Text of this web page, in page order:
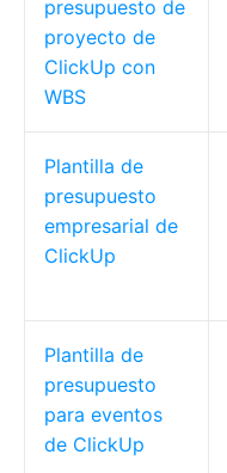
presupuesto de
proyecto de
ClickUp con
WBS
Plantilla de
presupuesto
empresarial de
ClickUp
Plantilla de
presupuesto
para eventos
de ClickUp